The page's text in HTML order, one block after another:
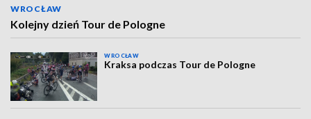
WROCŁAW
Kolejny dzień Tour de Pologne
WROCŁAW
Kraksa podczas Tour de Pologne